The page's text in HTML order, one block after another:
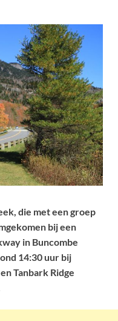
die met een groep
bij een
in Buncombe
14:30 uur bij
Tanbark Ridge